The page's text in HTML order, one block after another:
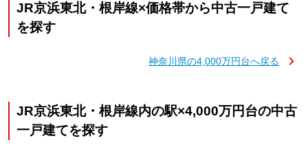
JR京浜東北・根岸線×価格帯から中古一戸建て
を探す
神奈川県の4,000万円台へ戻る
JR京浜東北・根岸線内の駅×4,000万円台の中古
一戸建てを探す